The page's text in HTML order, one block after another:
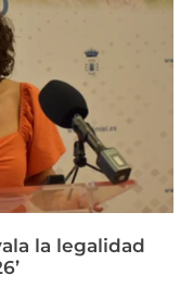
la legalidad